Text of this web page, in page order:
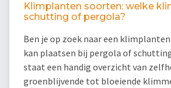
Klimplanten soorten: welke
schutting of pergola?
Ben je op zoek naar een
kan plaatsen bij pergola of
staat een handig overzicht van
groenblijvende tot bloeiende